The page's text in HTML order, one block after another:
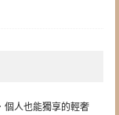
個人也能獨享的輕奢